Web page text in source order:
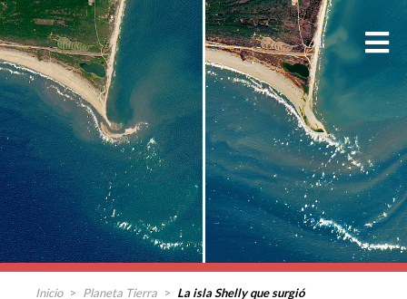
Inicio > Planeta Tierra > La isla Shelly que surgió